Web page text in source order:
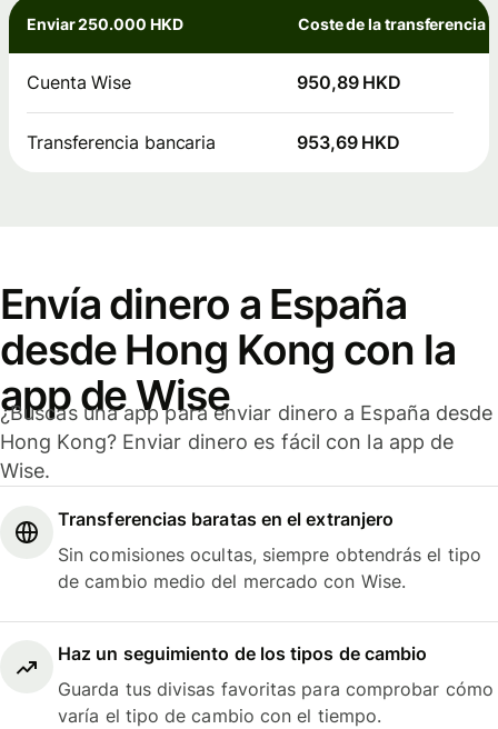
Enviar 250.000 HKD Coste de la transferencia
Cuenta Wise 950,89 HKD
Transferencia bancaria 953,69 HKD
Envía dinero a España
desde Hong Kong con la
app de Wise
¿Buscas una app para enviar dinero a España desde
Hong Kong? Enviar dinero es fácil con la app de
Wise.
Transferencias baratas en el extranjero
Sin comisiones ocultas, siempre obtendrás el tipo
de cambio medio del mercado con Wise.
Haz un seguimiento de los tipos de cambio
Guarda tus divisas favoritas para comprobar cómo
varía el tipo de cambio con el tiempo.